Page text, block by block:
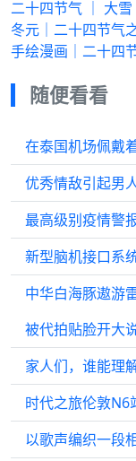
二十四节气 ｜ 大雪
冬元｜二十四节气
手绘漫画｜二十
随便看看
优秀情敌引起男
最高级别疫情警
新型脑机接口系
中华白海豚遨游